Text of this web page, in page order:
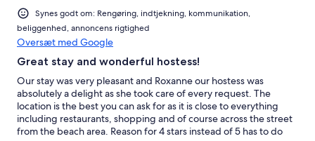
Synes godt om: Rengøring, indtjekning, kommunikation,
beliggenhed, annoncens rigtighed
Oversæt med Google
Great stay and wonderful hostess!
Our stay was very pleasant and Roxanne our hostess was
absolutely a delight as she took care of every request. The
location is the best you can ask for as it is close to everything
including restaurants, shopping and of course across the street
from the beach area. Reason for 4 stars instead of 5 has to do